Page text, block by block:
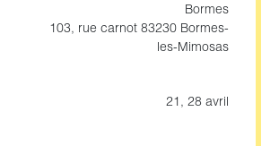
Bormes
103, rue carnot 83230 Bormes-
les-Mimosas
21, 28 avril